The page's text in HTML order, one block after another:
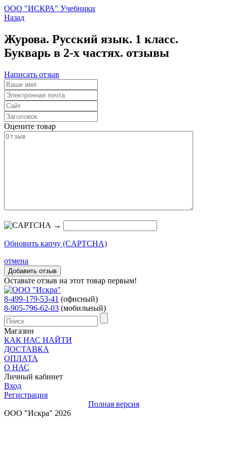
ООО "ИСКРА" Учебники
Назад
Журова. Русский язык. 1 класс.
Букварь в 2-х частях. отзывы
Написать отзыв
Оцените товар
→
Обновить капчу (CAPTCHA)
отмена
Оставьте отзыв на этот товар первым!
8-499-179-53-41 (офисный)
8-905-796-62-03 (мобильный)
Магазин
КАК НАС НАЙТИ
ДОСТАВКА
ОПЛАТА
О НАС
Личный кабинет
Вход
Регистрация
Полная версия
ООО "Искра" 2026